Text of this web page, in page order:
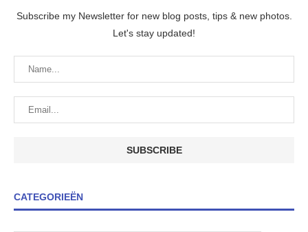
Subscribe my Newsletter for new blog posts, tips & new photos.
Let's stay updated!
CATEGORIEËN